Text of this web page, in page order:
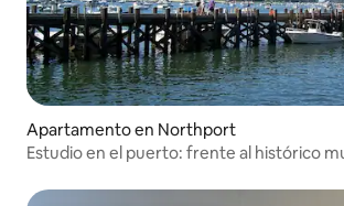
Apartamento en Northport
Estudio en el puerto: frente al histórico